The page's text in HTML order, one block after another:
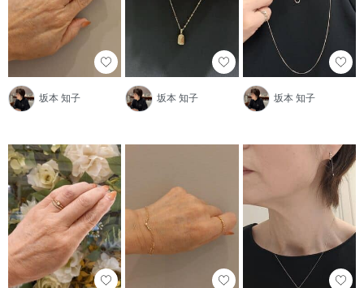
坂本 知子 坂本 知子 坂本 知子